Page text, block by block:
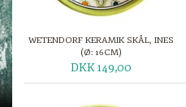
WETENDORF KERAMIK SKÅL, INES
(Ø: 16CM)
DKK 149,00